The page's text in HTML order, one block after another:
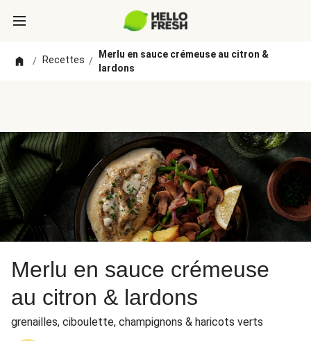
/ Recettes /
Merlu en sauce crémeuse au citron &
lardons
Merlu en sauce crémeuse
au citron & lardons
grenailles, ciboulette, champignons & haricots verts